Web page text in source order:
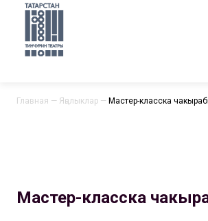
Главная — Яңалыклар — Мастер-класска
Мастер-класска